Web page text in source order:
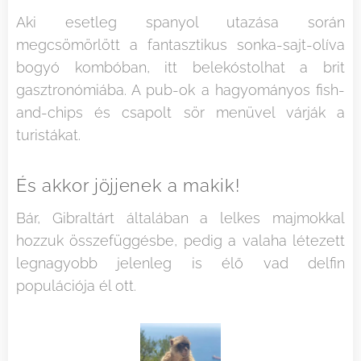
Aki esetleg spanyol utazása során
megcsömörlött a fantasztikus sonka-sajt-olíva
bogyó kombóban, itt belekóstolhat a brit
gasztronómiába. A pub-ok a hagyományos fish-
and-chips és csapolt sör menüvel várják a
turistákat.
És akkor jöjjenek a makik!
Bár, Gibraltárt általában a lelkes majmokkal
hozzuk összefüggésbe, pedig a valaha létezett
legnagyobb jelenleg is élő vad delfin
populációja él ott.